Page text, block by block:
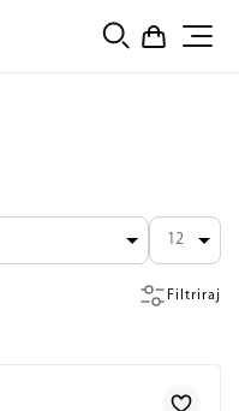
Filtriraj
12